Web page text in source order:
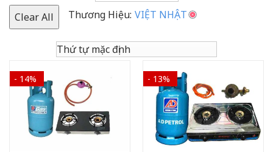
Clear All
Thương Hiệu: VIỆT NHẬT
- 14% - 13%